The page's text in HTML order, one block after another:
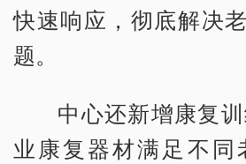
快速响应，彻底解决
题。
中心还新增康复
业康复器材满足不同